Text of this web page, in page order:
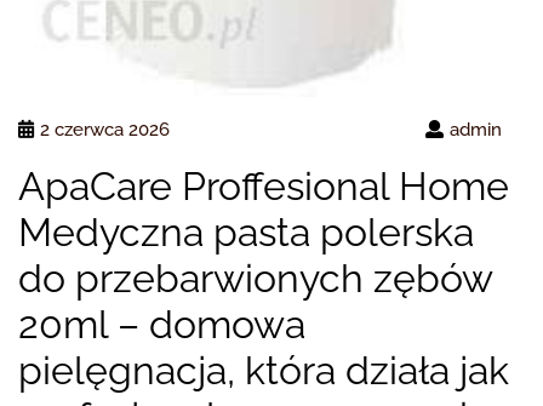
2 czerwca 2026 admin
ApaCare Proffesional Home
Medyczna pasta polerska
do przebarwionych zębów
20ml – domowa
pielęgnacja, która działa jak